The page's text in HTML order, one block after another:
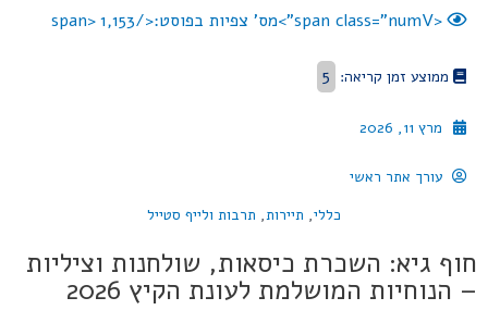
<span class="numV">מס' צפיות בפוסט:</span> 1,153
ממוצע זמן קריאה: 5
מרץ 11, 2026
עורך אתר ראשי
כללי, תיירות, תרבות ולייף סטייל
חוף גיא: השכרת כיסאות, שולחנות וציליות
– הנוחיות המושלמת לעונת הקיץ 2026